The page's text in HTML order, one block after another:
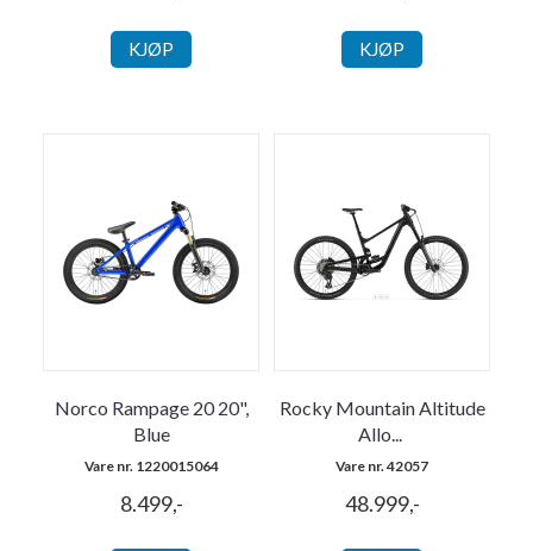
KJØP KJØP
Norco Rampage 20 20",
Blue
Vare nr. 1220015064
8.499,-
Rocky Mountain Altitude
Allo...
Vare nr. 42057
48.999,-